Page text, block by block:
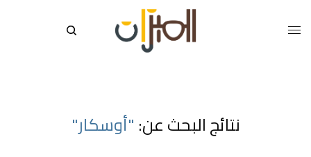
نتائج البحث عن: "أوسكار"